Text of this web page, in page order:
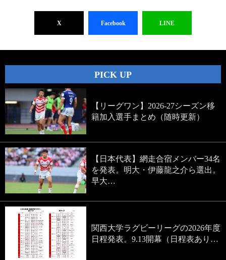
X Facebook LINE
PICK UP
【リーグワン】2026-27シーズン移
籍加入選手まとめ（随時更新）
【日本代表】網走合宿メンバー34名
を発表。明大・伊藤龍之介ら選出。
早大…
関西大学ラグビーリーグの2026年度
日程発表。9.13開幕（日程表あり…